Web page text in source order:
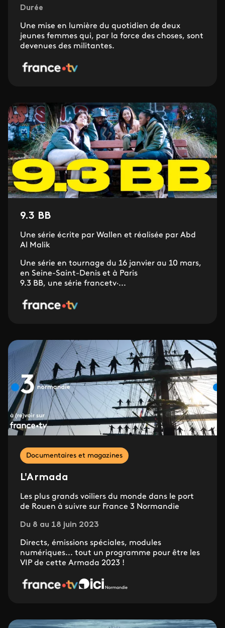
Durée
Une mise en lumière du quotidien de deux
jeunes femmes qui, par la force des choses, sont
devenues des militantes.
9.3 BB
Une série écrite par Wallen et réalisée par Abd
Al Malik
Une série en tournage du 16 janvier au 10 mars,
en Seine-Saint-Denis et à Paris
9.3 BB, une série francetv·...
Documentaires et magazines
L'Armada
Les plus grands voiliers du monde dans le port
de Rouen à suivre sur France 3 Normandie
Du 8 au 18 juin 2023
Directs, émissions spéciales, modules
numériques... tout un programme pour être les
VIP de cette Armada 2023 !